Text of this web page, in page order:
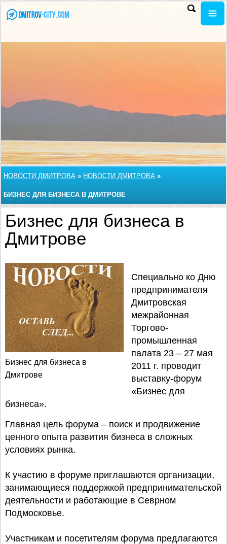
НОВОСТИ ДМИТРОВА » НОВОСТИ ДМИТРОВА »
БИЗНЕС ДЛЯ БИЗНЕСА В ДМИТРОВЕ
Бизнес для бизнеса в
Дмитрове
Бизнес для бизнеса в
Дмитрове
Специально ко Дню
предпринимателя
Дмитровская
межрайонная
Торгово-
промышленная
палата 23 – 27 мая
2011 г. проводит
выставку-форум
«Бизнес для
бизнеса».
Главная цель форума – поиск и продвижение
ценного опыта развития бизнеса в сложных
условиях рынка.
К участию в форуме приглашаются организации,
занимающиеся поддержкой предпринимательской
деятельности и работающие в Севрном
Подмосковье.
Участникам и посетителям форума предлагаются